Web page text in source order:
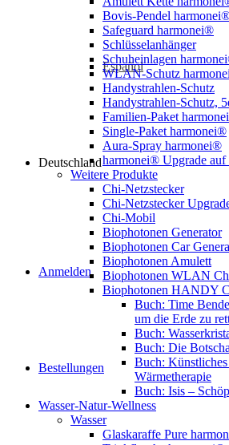
Español
Deutschland
Anmelden
Bestellungen
Bovis-Pendel
Safeguard harmonei®
Schlüsselanhänger
Schuheinlagen
WLAN-Schutz
Handystrahlen-Schutz
Handystrahlen-Schutz,
Familien-Paket
Single-Paket harmonei®
Aura-Spray harmonei®
harmonei® Upgrade auf
Weitere Produkte
Chi-Netzstecker
Chi-Netzstecker
Chi-Mobil
Biophotonen Generator
Biophotonen Car
Biophotonen Amulett
Biophotonen WLAN
Biophotonen HANDY
Buch: Time
um die Erde zu
Buch:
Buch: Die
Buch:
Wärmetherapie
Buch: Isis –
Wasser-Natur-Wellness
Wasser
Glaskaraffe Pure